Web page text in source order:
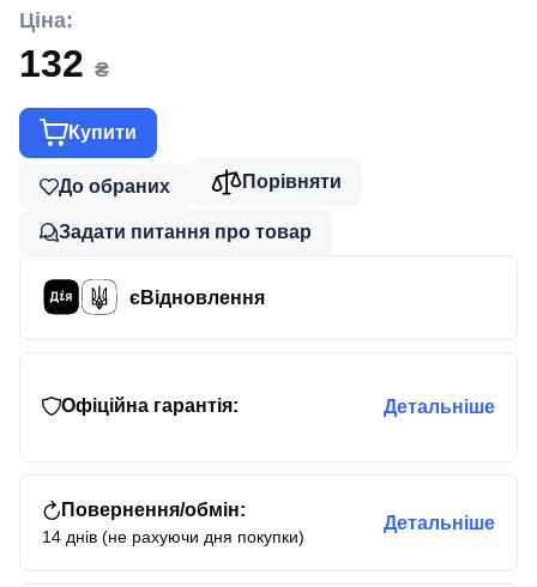
Ціна:
132 ₴
Купити
До обраних Порівняти
Задати питання про товар
єВідновлення
Офіційна гарантія: Детальніше
Повернення/обмін:
14 днів (не рахуючи дня покупки)
Детальніше